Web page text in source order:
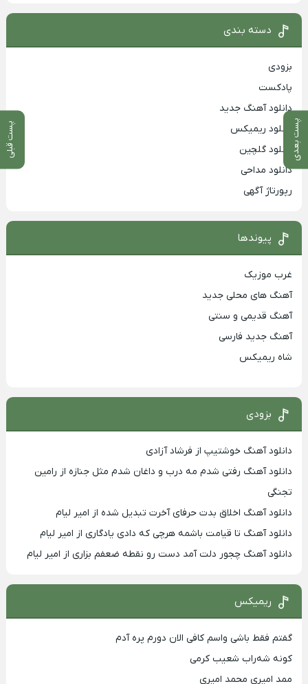
پست بعدی پست قبلی
دسته بندی
بزودی
پادکست
دانلود آهنگ جدید
دانلود ریمیکس
دانلود گلچین
دانلود مداحی
رپورتاژ آگهی
پیوندها
غرب موزیک
آهنگ های محلی جدید
آهنگ قدیمی و سنتی
آهنگ جدید فارسی
شاه ریمیکس
بزودی
دانلود آهنگ خوشتیپ از فرشاد آزادی
دانلود آهنگ رفتی شدم مه درب و داغان شدم مثل جنازه از رامین
تجنگی
دانلود آهنگ اخلاق بدت حرفای آخرت تبدیل شده از امیر لیام
دانلود آهنگ تا قیامت باشمه هرچی که دادی یادگاری از امیر لیام
دانلود آهنگ چجور دلت آمد دست رو نقطه ضعفم بزاری از امیر لیام
ریمیکس
گفتم فقط باشی واسم کافی الان دورم پره آدم
کونه شه‌راب شعیب کرمی
ممد امیری محمد امیری